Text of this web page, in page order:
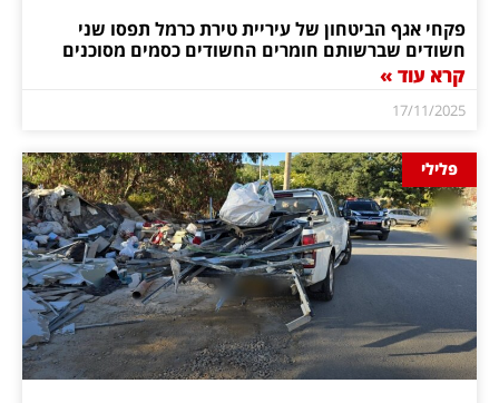
פקחי אגף הביטחון של עיריית טירת כרמל תפסו שני
חשודים שברשותם חומרים החשודים כסמים מסוכנים
קרא עוד »
17/11/2025
פלילי